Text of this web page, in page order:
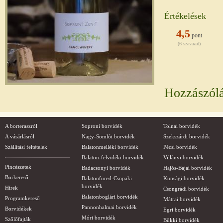
Értékelések
4,5 pont
(6 szavazat)
A borteraszról
A vásárlásról
Szállítási feltételek
Pincészetek
Borkereső
Hírek
Programkereső
Borvidékek
Szőlőfajták
Soproni borvidék
Nagy-Somlói borvidék
Balatonmelléki borvidék
Balaton-felvidéki borvidék
Badacsonyi borvidék
Balatonfüred-Csopaki
borvidék
Balatonboglári borvidék
Pannonhalmai borvidék
Móri borvidék
Tolnai borvidék
Szekszárdi borvidék
Pécsi borvidék
Villányi borvidék
Hajós-Bajai borvidék
Kunsági borvidék
Csongrádi borvidék
Mátrai borvidék
Egri borvidék
Bükki borvidék